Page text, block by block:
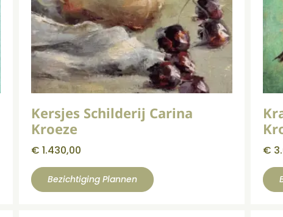
Kersjes Schilderij Carina
Kroeze
€ 1.430,00
Bezichtiging Plannen
€